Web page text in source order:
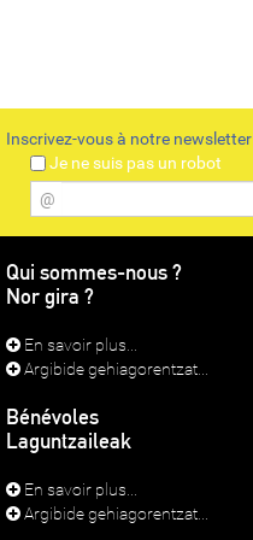
Inscrivez-vous à notre newsletter
Je ne suis pas un robot
@
Qui sommes-nous ?
Nor gira ?
En savoir plus...
Argibide gehiagorentzat...
Bénévoles
Laguntzaileak
En savoir plus...
Argibide gehiagorentzat...